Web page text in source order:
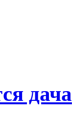
дача